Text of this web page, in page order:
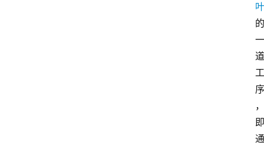
叶
的
一
道
工
序
，
即
通